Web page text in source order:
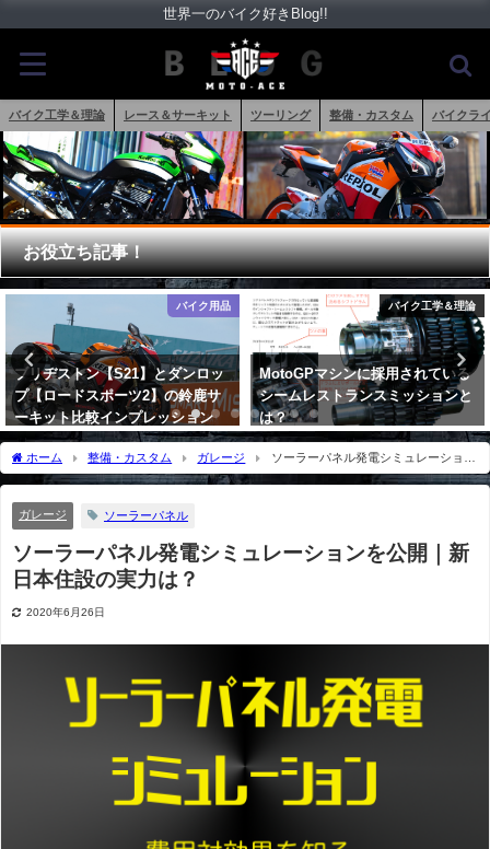
世界一のバイク好きBlog!!
バイク工学＆理論 レース＆サーキット ツーリング 整備・カスタム バイクラ
お役立ち記事！
バイク工学＆理論
MotoGPマシンに採用されている
シームレストランスミッションと
は？
バイク工学＆理論
2022年モデルCBR1000RR-Rの変
化点まとめ
2021年11月24日
ホーム 整備・カスタム ガレージ
ソーラーパネル発電シミュレーション
を公開｜新日本住設の実力は？
ガレージ ソーラーパネル
ソーラーパネル発電シミュレーションを公開｜新
日本住設の実力は？
2020年6月26日